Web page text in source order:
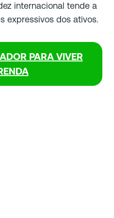
internacional tende a
expressivos dos ativos.
PARA VIVER